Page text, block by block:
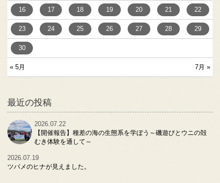
« 5月 7月 »
16 17 18 19 20 21 22
23 24 25 26 27 28 29
30
最近の投稿
2026.07.22
【開催報告】種差の海の生態系を学ぼう～磯遊びとウニの殻
むき体験を通して～
2026.07.19
ツバメのヒナが見えました。